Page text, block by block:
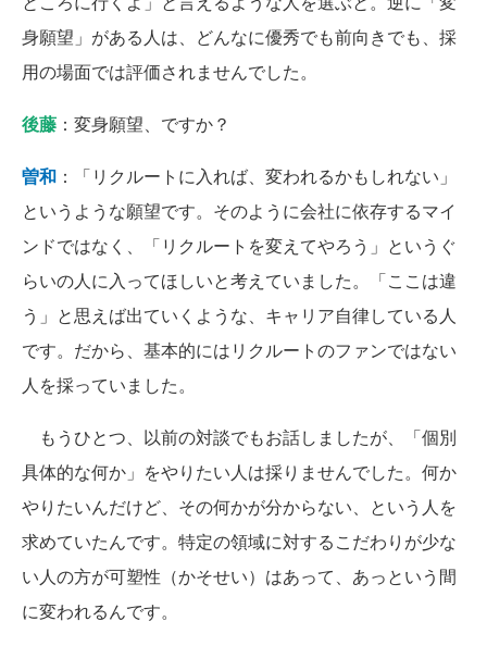
身願望」がある人は、どんなに優秀でも前向きでも、採
用の場面では評価されませんでした。
後藤 ：変身願望、ですか？
曽和 ：「リクルートに入れば、変われるかもしれない」
というような願望です。そのように会社に依存するマイ
ンドではなく、「リクルートを変えてやろう」というぐ
らいの人に入ってほしいと考えていました。「ここは違
う」と思えば出ていくような、キャリア自律している人
です。だから、基本的にはリクルートのファンではない
人を採っていました。
もうひとつ、以前の対談でもお話しましたが、「個別
具体的な何か」をやりたい人は採りませんでした。何か
やりたいんだけど、その何かが分からない、という人を
求めていたんです。特定の領域に対するこだわりが少な
い人の方が可塑性（かそせい）はあって、あっという間
に変われるんです。